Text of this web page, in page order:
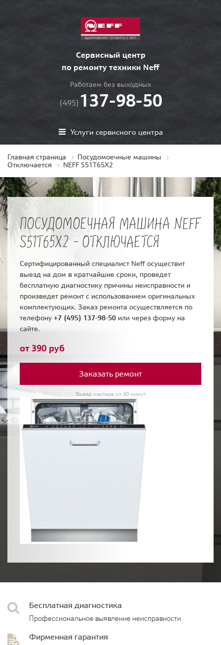
Сервисный центр
по ремонту техники Neff
Работаем без выходных
(495) 137-98-50
Услуги сервисного центра
Главная страница
Посудомоечные машины
Отключается
NEFF S51T65X2
ПОСУДОМОЕЧНАЯ МАШИНА NEFF
S51T65X2 - ОТКЛЮЧАЕТСЯ
Сертифицированный специалист Neff осуществит
выезд на дом в кратчайшие сроки, проведет
бесплатную диагностику причины неисправности и
произведет ремонт с использованием оригинальных
комплектующих. Заказ ремонта осуществляется по
телефону +7 (495) 137-98-50 или через форму на
сайте.
от 390 руб
Заказать ремонт
Выезд мастера от 30 минут
Бесплатная диагностика
Профессиональное выявление неисправности
Фирменная гарантия